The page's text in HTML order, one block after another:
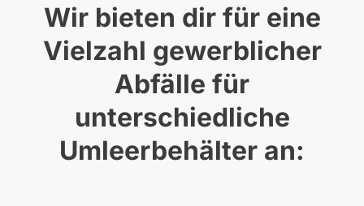
Wir bieten dir für eine
Vielzahl gewerblicher
Abfälle für
unterschiedliche
Umleerbehälter an: